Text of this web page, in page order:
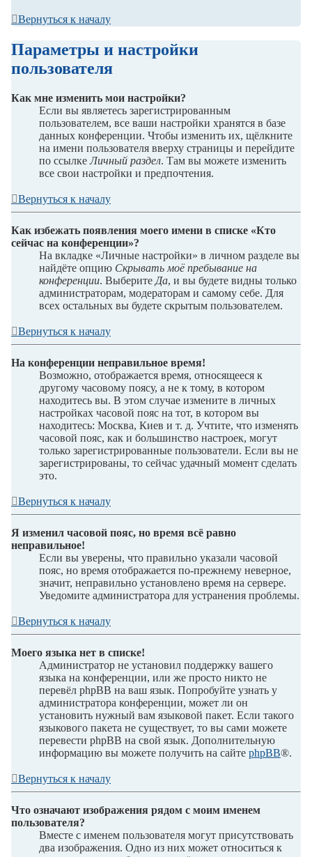
Вернуться к началу
Параметры и настройки
пользователя
Как мне изменить мои настройки?
Если вы являетесь зарегистрированным
пользователем, все ваши настройки хранятся в базе
данных конференции. Чтобы изменить их, щёлкните
на имени пользователя вверху страницы и перейдите
по ссылкеЛичный раздел. Там вы можете изменить
все свои настройки и предпочтения.
Вернуться к началу
Как избежать появления моего имени в списке «Кто
сейчас на конференции»?
На вкладке «Личные настройки» в личном разделе вы
найдёте опцию Скрывать моё пребывание на
конференции. Выберите Да, и вы будете видны только
администраторам, модераторам и самому себе. Для
всех остальных вы будете скрытым пользователем.
Вернуться к началу
На конференции неправильное время!
Возможно, отображается время, относящееся к
другому часовому поясу, а не к тому, в котором
находитесь вы. В этом случае измените в личных
настройках часовой пояс на тот, в котором вы
находитесь: Москва, Киев и т. д. Учтите, что изменять
часовой пояс, как и большинство настроек, могут
только зарегистрированные пользователи. Если вы не
зарегистрированы, то сейчас удачный момент сделать
это.
Вернуться к началу
Я изменил часовой пояс, но время всё равно
неправильное!
Если вы уверены, что правильно указали часовой
пояс, но время отображается по-прежнему неверное,
значит, неправильно установлено время на сервере.
Уведомите администратора для устранения проблемы.
Вернуться к началу
Моего языка нет в списке!
Администратор не установил поддержку вашего
языка на конференции, или же просто никто не
перевёл phpBB на ваш язык. Попробуйте узнать у
администратора конференции, может ли он
установить нужный вам языковой пакет. Если такого
языкового пакета не существует, то вы сами можете
перевести phpBB на свой язык. Дополнительную
информацию вы можете получить на сайте phpBB®.
Вернуться к началу
Что означают изображения рядом с моим именем
пользователя?
Вместе с именем пользователя могут присутствовать
два изображения. Одно из них может относиться к